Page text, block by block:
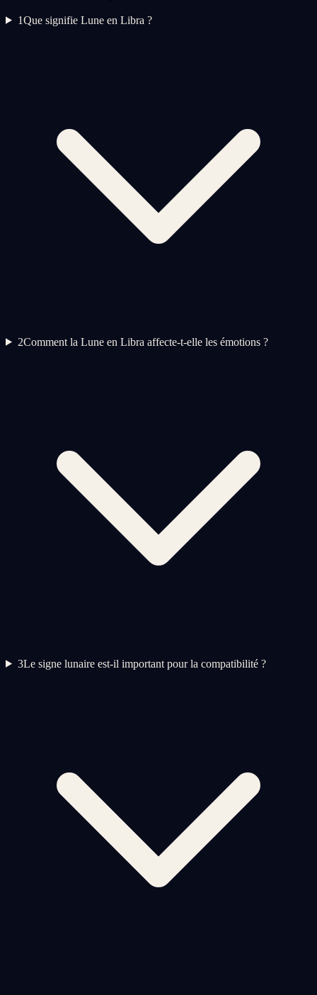
1Que signifie Lune en Libra ?
2Comment la Lune en Libra affecte-t-elle les émotions ?
3Le signe lunaire est-il important pour la compatibilité ?